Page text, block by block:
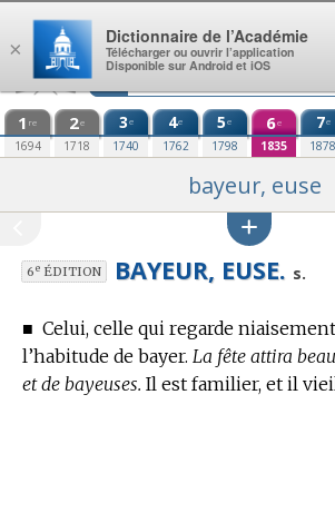
Aller au contenu
1 re
1694
2e
1718
3e
1740
4e
1762
5e
1798
6e
1835
7e
1878
bayeur, euse
6eÉDITION BAYEUR, EUSE. s.
■ Celui, celle qui regarde
l’habitude de bayer. La fête attira
et de bayeuses. Il est familier, et il
×
Dictionnaire de l’Académie
Télécharger ou ouvrir l’application
Disponible sur Android et iOS